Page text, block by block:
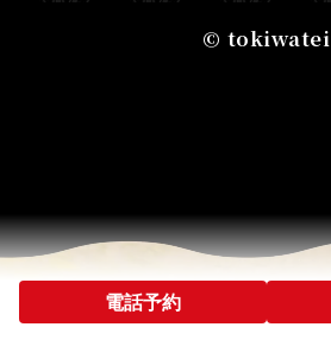
電話予約
© tokiwatei